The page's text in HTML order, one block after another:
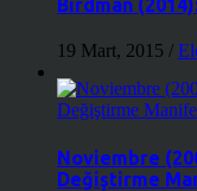
Birdman
19 Mart, 2015 /
Noviembre
Değiştirme